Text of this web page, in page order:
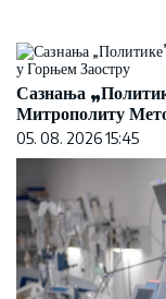
Сазнања
Митрополиту
05. 08. 2026 15:45